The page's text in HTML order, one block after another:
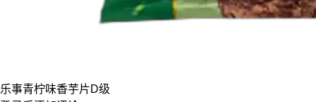
乐事青柠味香芋片D级